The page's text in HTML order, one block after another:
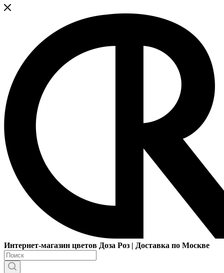
Интернет-магазин цветов Доза Роз | Доставка по Москве